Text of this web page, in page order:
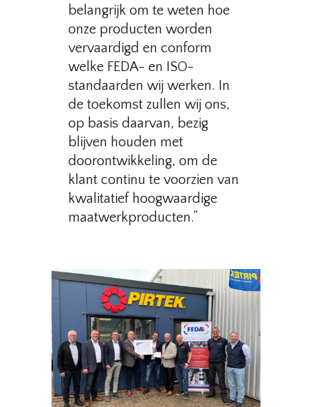
belangrijk om te weten hoe
onze producten worden
vervaardigd en conform
welke FEDA- en ISO-
standaarden wij werken. In
de toekomst zullen wij ons,
op basis daarvan, bezig
blijven houden met
doorontwikkeling, om de
klant continu te voorzien van
kwalitatief hoogwaardige
maatwerkproducten.”